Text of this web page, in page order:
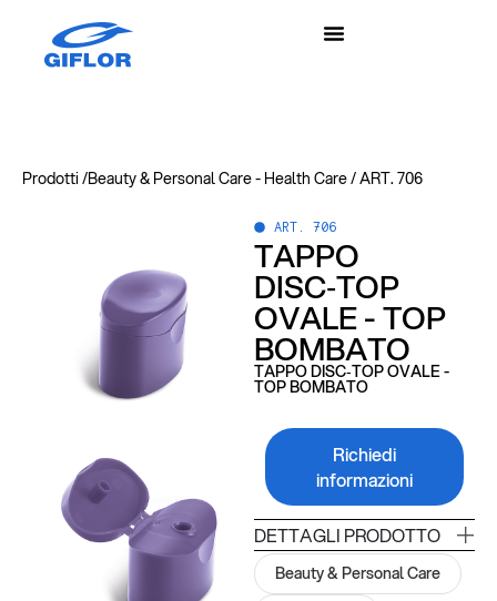
Prodotti /Beauty & Personal Care- Health Care/ART. 706
ART. 706
TAPPO
DISC‑TOP
OVALE - TOP
BOMBATO
TAPPO DISC‑TOP OVALE -
TOP BOMBATO
Richiedi
informazioni
DETTAGLI PRODOTTO
Beauty & Personal Care